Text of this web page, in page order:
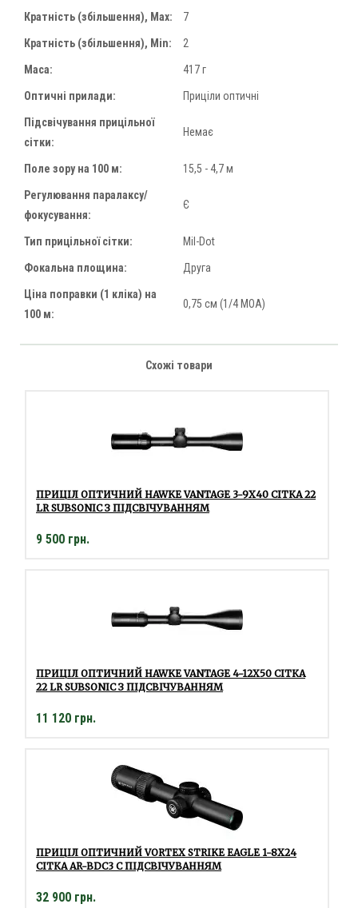
Кратність (збільшення), Max: 7
Кратність (збільшення), Min: 2
Маса: 417 г
Оптичні прилади: Приціли оптичні
Підсвічування прицільної
сітки:
Немає
Поле зору на 100 м: 15,5 - 4,7 м
Регулювання паралаксу/
фокусування:
Є
Тип прицільної сітки: Mil-Dot
Фокальна площина: Друга
Ціна поправки (1 кліка) на
100 м:
0,75 см (1/4 МОА)
Схожі товари
ПРИЦІЛ ОПТИЧНИЙ HAWKE VANTAGE 3-9Х40 СІТКА 22
LR SUBSONIC З ПІДСВІЧУВАННЯМ
9 500 грн.
ПРИЦІЛ ОПТИЧНИЙ HAWKE VANTAGE 4-12Х50 СІТКА
22 LR SUBSONIC З ПІДСВІЧУВАННЯМ
11 120 грн.
ПРИЦІЛ ОПТИЧНИЙ VORTEX STRIKE EAGLE 1-8X24
СІТКА AR-BDC3 C ПІДСВІЧУВАННЯМ
32 900 грн.